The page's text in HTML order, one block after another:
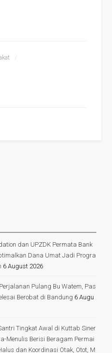
dan UPZDK Permata Bank
Dana Umat Jadi Progra
6 August 2026
Pulang Bu Watem, Pas
Berobat di Bandung 6 Augu
Tingkat Awal di Kuttab Siner
Menulis Berisi Beragam Permai
dan Koordinasi Otak, Otot, M